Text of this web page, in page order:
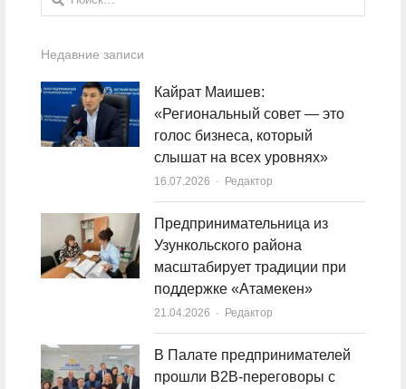
Недавние записи
Кайрат Маишев:
«Региональный совет — это
голос бизнеса, который
слышат на всех уровнях»
16.07.2026 Author
Редактор
Предпринимательница из
Узункольского района
масштабирует традиции при
поддержке «Атамекен»
21.04.2026 Author
Редактор
В Палате предпринимателей
прошли B2B-переговоры с